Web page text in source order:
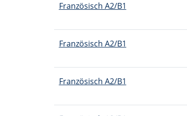
Französisch A2/B1
Französisch A2/B1
Französisch A2/B1